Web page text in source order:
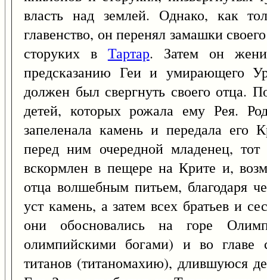
власть над землей. Однако, как
главенство, он перенял замашки
сторуких в Тартар. Затем он
предсказанию Геи и умирающего
должен был свергнуть своего отца.
детей, которых рожала ему Рея.
запеленала камень и передала его
перед ним очередной младенец,
вскормлен в пещере на Крите и,
отца волшебным питьем, благодаря
уст камень, а затем всех братьев и
они обосновались на горе
олимпийскими богами) и во главе
титанов (титаномахию), длившуюся